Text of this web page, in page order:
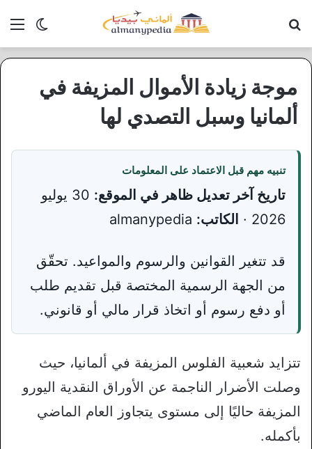
الوضع
موجة زيادة الأموال المزيفة في
ألمانيا وسبل التصدي لها
تنبيه مهم قبل الاعتماد على المعلومات
تاريخ آخر تعديل ظاهر في الموقع:
30 يوليو
2026 ·
الكاتب:
قد تتغير القوانين والرسوم والمواعيد. تحقّق
من الجهة الرسمية المختصة قبل تقديم طلب
أو دفع رسوم أو اتخاذ قرار مالي أو قانوني.
تتزايد شعبية الفلوس المزيفة في ألمانيا، حيث
وصلت الأضرار الناجمة عن الأوراق النقدية اليورو
المزيفة حاليًا إلى مستوى يتجاوز العام الماضي
بأكمله.